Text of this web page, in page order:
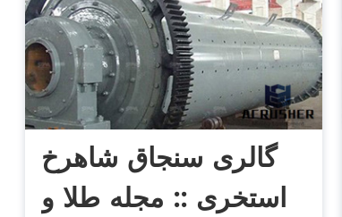
گالری سنجاق شاهرخ
استخری :: مجله طلا و